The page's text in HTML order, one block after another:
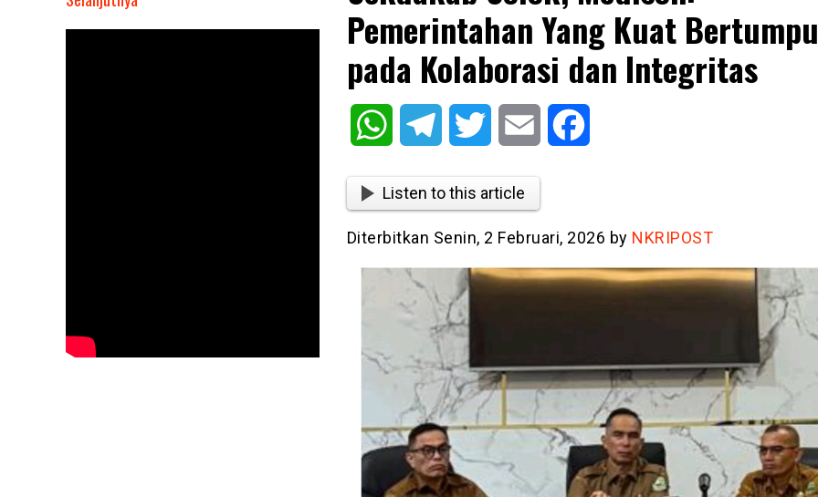
Pemerintahan Yang Kuat Bertumpu
pada Kolaborasi dan Integritas
WhatsAppTelegram Twitter Email
Listen to this article
Diterbitkan Senin, 2 Februari, 2026 by NKRIPOST